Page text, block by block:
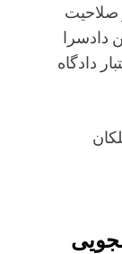
صلاحیت
دادسرا
دادگاه